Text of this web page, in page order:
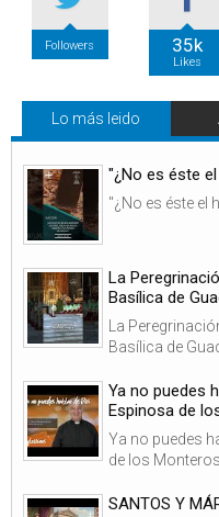
Followers 35k
Likes
Lo más leido
"¿No es éste
"¿No es éste el
La
Basílica de
La
Basílica de
Ya no puedes
Espinosa de
Ya no puedes
de los Monteros
SANTOS Y